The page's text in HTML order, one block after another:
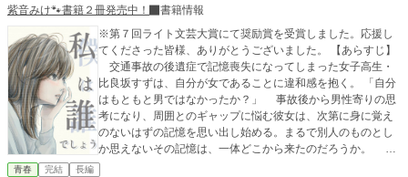
紫音みけ🐾書籍２冊発売中！
書籍情報
※第７回ライト文芸大賞にて奨励賞を受賞しました。応援し
てくださった皆様、ありがとうございました。 【あらすじ】
交通事故の後遺症で記憶喪失になってしまった女子高生・
比良坂すずは、自分が女であることに違和感を抱く。 「自分
はもともと男ではなかったか？」 事故後から男性寄りの思
考になり、周囲とのギャップに悩む彼女は、次第に身に覚え
のないはずの記憶を思い出し始める。まるで別人のものとし
か思えないその記憶は、一体どこから来たのだろうか。 見
青春 完結 長編